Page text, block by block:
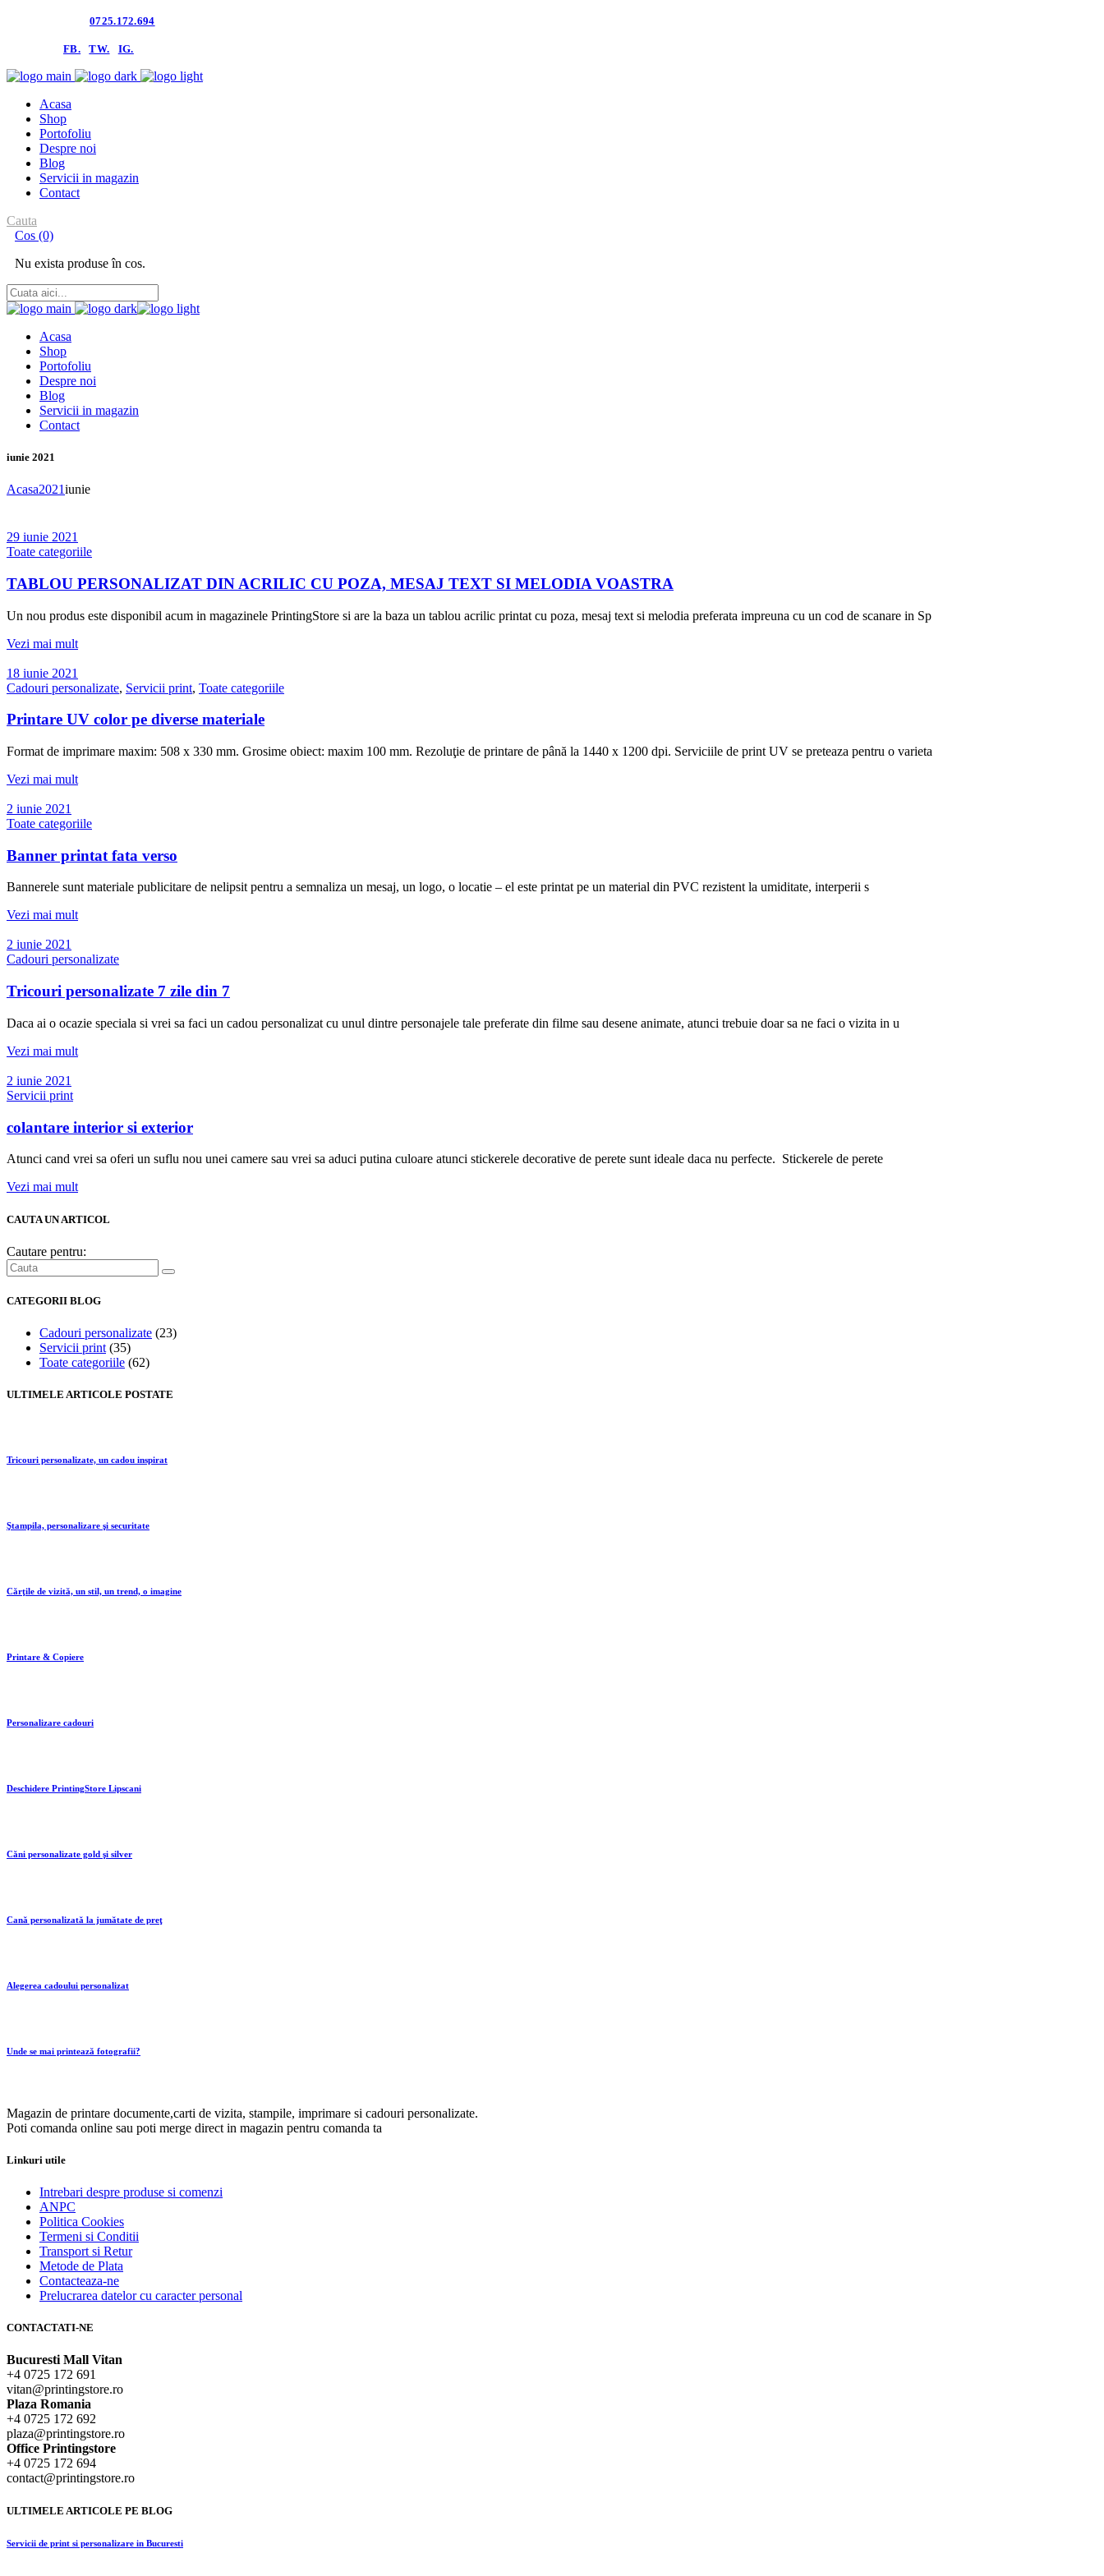
0725.172.694
FB. TW. IG.
Acasa
Shop
Portofoliu
Despre noi
Blog
Servicii in magazin
Contact
Cauta
Cos (0)
Nu exista produse în cos.
Acasa
Shop
Portofoliu
Despre noi
Blog
Servicii in magazin
Contact
iunie 2021
Acasa2021iunie
29 iunie 2021
Toate categoriile
TABLOU PERSONALIZAT DIN ACRILIC CU POZA, MESAJ TEXT SI MELODIA VOASTRA
Un nou produs este disponibil acum in magazinele PrintingStore si are la baza un tablou acrilic printat cu poza, mesaj text si melodia preferata impreuna cu un cod de scanare in Sp
Vezi mai mult
18 iunie 2021
Cadouri personalizate, Servicii print, Toate categoriile
Printare UV color pe diverse materiale
Format de imprimare maxim: 508 x 330 mm. Grosime obiect: maxim 100 mm. Rezoluţie de printare de până la 1440 x 1200 dpi. Serviciile de print UV se preteaza pentru o varieta
Vezi mai mult
2 iunie 2021
Toate categoriile
Banner printat fata verso
Bannerele sunt materiale publicitare de nelipsit pentru a semnaliza un mesaj, un logo, o locatie – el este printat pe un material din PVC rezistent la umiditate, interperii s
Vezi mai mult
2 iunie 2021
Cadouri personalizate
Tricouri personalizate 7 zile din 7
Daca ai o ocazie speciala si vrei sa faci un cadou personalizat cu unul dintre personajele tale preferate din filme sau desene animate, atunci trebuie doar sa ne faci o vizita in u
Vezi mai mult
2 iunie 2021
Servicii print
colantare interior si exterior
Atunci cand vrei sa oferi un suflu nou unei camere sau vrei sa aduci putina culoare atunci stickerele decorative de perete sunt ideale daca nu perfecte. Stickerele de perete
Vezi mai mult
CAUTA UN ARTICOL
Cautare pentru:
CATEGORII BLOG
Cadouri personalizate (23)
Servicii print (35)
Toate categoriile (62)
ULTIMELE ARTICOLE POSTATE
Tricouri personalizate, un cadou inspirat
Ştampila, personalizare şi securitate
Cărţile de vizită, un stil, un trend, o imagine
Printare & Copiere
Personalizare cadouri
Deschidere PrintingStore Lipscani
Căni personalizate gold şi silver
Cană personalizată la jumătate de preţ
Alegerea cadoului personalizat
Unde se mai printează fotografii?
Magazin de printare documente,carti de vizita, stampile, imprimare si cadouri personalizate.
Poti comanda online sau poti merge direct in magazin pentru comanda ta
Linkuri utile
Intrebari despre produse si comenzi
ANPC
Politica Cookies
Termeni si Conditii
Transport si Retur
Metode de Plata
Contacteaza-ne
Prelucrarea datelor cu caracter personal
CONTACTATI-NE
Bucuresti Mall Vitan
+4 0725 172 691
vitan@printingstore.ro
Plaza Romania
+4 0725 172 692
plaza@printingstore.ro
Office Printingstore
+4 0725 172 694
contact@printingstore.ro
ULTIMELE ARTICOLE PE BLOG
Servicii de print si personalizare in Bucuresti